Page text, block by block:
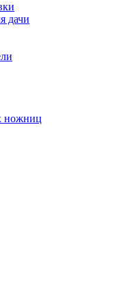
дачи
ножниц